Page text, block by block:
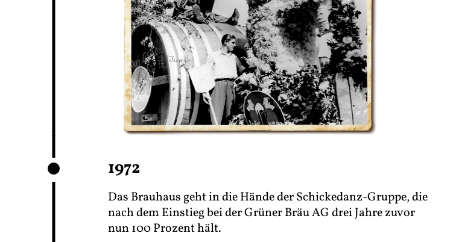
1972
Das Brauhaus geht in die Hände der Schickedanz-Gruppe, die
nach dem Einstieg bei der Grüner Bräu AG drei Jahre zuvor
nun 100 Prozent hält.